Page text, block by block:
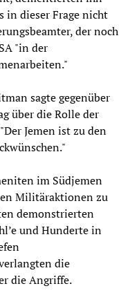
in dieser Frage nicht
der noch
"in der
sagte gegenüber
über die Rolle der
Jemen ist zu den
im Südjemen
Militäraktionen zu
demonstrierten
und Hunderte in
die
die Angriffe.